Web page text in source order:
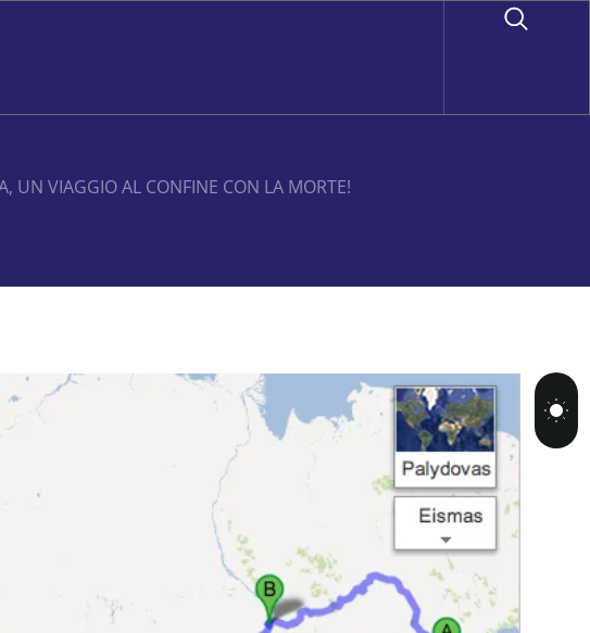
UN VIAGGIO AL CONFINE CON LA MORTE!